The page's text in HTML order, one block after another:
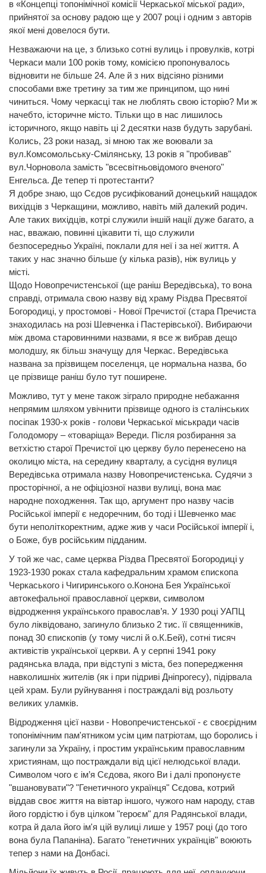
в «Концепці топонімічної комісії Черкаської міської ради»,
прийнятої за основу радою ще у 2007 році і одним з авторів
якої мені довелося бути.
Незважаючи на це, з близько сотні вулиць і провулків, котрі
Черкаси мали 100 років тому, комісією пропонувалось
відновити не більше 24. Але й з них відсіяно різними
способами вже третину за тим же принципом, що нині
чиниться. Чому черкасці так не люблять свою історію? Ми ж
начебто, історичне місто. Тільки що в нас лишилось
історичного, якщо навіть ці 2 десятки назв будуть зарубані.
Колись, 23 роки назад, зі мною так же воювали за
вул.Комсомольську-Смілянську, 13 років я "пробивав"
вул.Чорновола замість "всесвітньовідомого вченого"
Енгельса. Де тепер ті протестанти?
Я добре знаю, що Сєдов русифікований донецький нащадок
вихідців з Черкащини, можливо, навіть мій далекий родич.
Але таких вихідців, котрі служили іншій нації дуже багато, а
нас, вважаю, повинні цікавити ті, що служили
безпосередньо Україні, поклали для неї і за неї життя. А
таких у нас значно більше (у кілька разів), ніж вулиць у
місті.
Щодо Новопречистенської (ще раніш Вередівська), то вона
справді, отримала свою назву від храму Різдва Пресвятої
Богородиці, у простомові - Нової Пречистої (стара Пречиста
знаходилась на розі Шевченка і Пастерівської). Вибираючи
між двома старовинними назвами, я все ж вибрав дещо
молодшу, як більш значущу для Черкас. Вередівська
названа за прізвищем поселенця, це нормальна назва, бо
це прізвище раніш було тут поширене.
Можливо, тут у мене також зіграло природне небажання
непрямим шляхом увічнити прізвище одного із сталінських
посіпак 1930-х років - голови Черкаської міськради часів
Голодомору – «товаріща» Вереди. Після розбирання за
ветхістю старої Пречистої цю церкву було перенесено на
околицю міста, на середину кварталу, а сусідня вулиця
Вередівська отримала назву Новопречистенська. Судячи з
просторічної, а не офіціозної назви вулиці, вона має
народне походження. Так що, аргумент про назву часів
Російської імперії є недоречним, бо тоді і Шевченко має
бути неполіткоректним, адже жив у часи Російської імперії і,
о Боже, був російським підданим.
У той же час, саме церква Різдва Пресвятої Богородиці у
1923-1930 роках стала кафедральним храмом єпископа
Черкаського і Чигиринського о.Конона Бея Української
автокефальної православної церкви, символом
відродження українського православ’я. У 1930 році УАПЦ
було ліквідовано, загинуло близько 2 тис. її священників,
понад 30 єпископів (у тому числі й о.К.Бей), сотні тисяч
активістів української церкви. А у серпні 1941 року
радянська влада, при відступі з міста, без попередження
навколишніх жителів (як і при підриві Дніпрогесу), підірвала
цей храм. Були руйнування і постраждалі від розльоту
великих уламків.
Відродження цієї назви - Новопречистенської - є своєрідним
топонімічним пам'ятником усім цим патріотам, що боролись і
загинули за Україну, і простим українським православним
християнам, що постраждали від цієї нелюдської влади.
Символом чого є ім’я Сєдова, якого Ви і далі пропонуєте
"вшановувати"? "Генетичного українця" Сєдова, котрий
віддав своє життя на вівтар іншого, чужого нам народу, став
його гордістю і був цілком "героєм" для Радянської влади,
котра й дала його ім'я цій вулиці лише у 1957 році (до того
вона була Папаніна). Багато "генетичних українців" воюють
тепер з нами на Донбасі.